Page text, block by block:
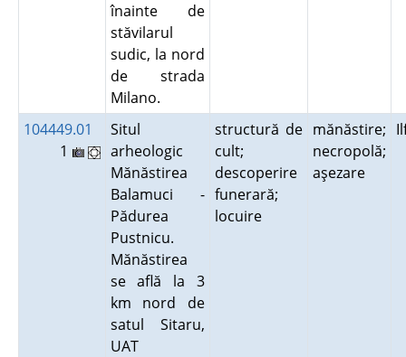
înainte de
stăvilarul
sudic, la nord
de strada
Milano.
104449.01
1
Situl
arheologic
Mănăstirea
Balamuci -
Pădurea
Pustnicu.
Mănăstirea
se află la 3
km nord de
satul Sitaru,
UAT
structură de
cult;
descoperire
funerară;
locuire
mănăstire;
necropolă;
aşezare